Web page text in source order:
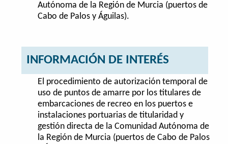
Autónoma de la Región de Murcia (puertos de
Cabo de Palos y Águilas).
INFORMACIÓN DE INTERÉS
El procedimiento de autorización temporal de
uso de puntos de amarre por los titulares de
embarcaciones de recreo en los puertos e
instalaciones portuarias de titularidad y
gestión directa de la Comunidad Autónoma de
la Región de Murcia (puertos de Cabo de Palos